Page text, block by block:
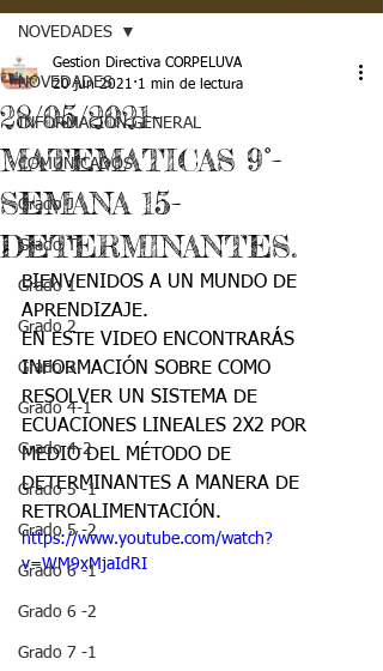
NOVEDADES
INFORMACIÓN GENERAL
COMUNICADOS
Grado J
Grado T
Grado 1
Grado 2
Grado 3
Grado 4-1
Grado 4-2
Grado 5 -1
Grado 5 -2
Grado 6 -1
Grado 6 -2
Grado 7 -1
NOVEDADES
28/05/2021-
MATEMATICAS 9°-
SEMANA 15-
DETERMINANTES.
Gestion Directiva CORPELUVA
20 jun 2021 1 min de lectura
BIENVENIDOS A UN MUNDO DE
APRENDIZAJE.
EN ESTE VIDEO ENCONTRARÁS
INFORMACIÓN SOBRE COMO
RESOLVER UN SISTEMA DE
ECUACIONES LINEALES 2X2 POR
MEDIO DEL MÉTODO DE
DETERMINANTES A MANERA DE
RETROALIMENTACIÓN.
https://www.youtube.com/watch?
v=WM9xMjaIdRI